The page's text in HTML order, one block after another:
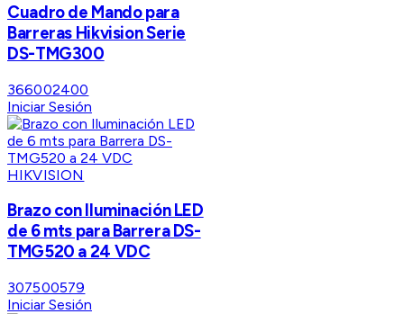
Cuadro de Mando para
Barreras Hikvision Serie
DS-TMG300
366002400
Iniciar Sesión
HIKVISION
Brazo con Iluminación LED
de 6 mts para Barrera DS-
TMG520 a 24 VDC
307500579
Iniciar Sesión